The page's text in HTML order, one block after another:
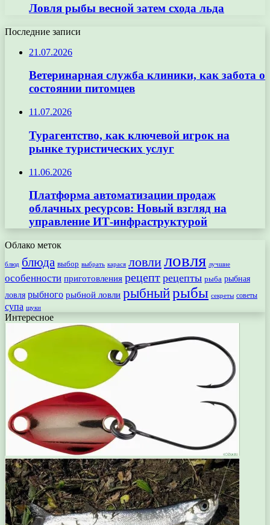
Ловля рыбы весной затем схода льда
Последние записи
21.07.2026
Ветеринарная служба клиники, как забота о
состоянии питомцев
11.07.2026
Турагентство, как ключевой игрок на
рынке туристических услуг
11.06.2026
Платформа автоматизации продаж
облачных ресурсов: Новый взгляд на
управление ИТ-инфраструктурой
Облако меток
блюд блюда выбор выбрать карася ловлиловля лучшие
особенности приготовления рецепт рецепты рыба рыбная
ловля рыбного рыбной ловли рыбныйрыбы секреты советы
супа щуки
Интересное